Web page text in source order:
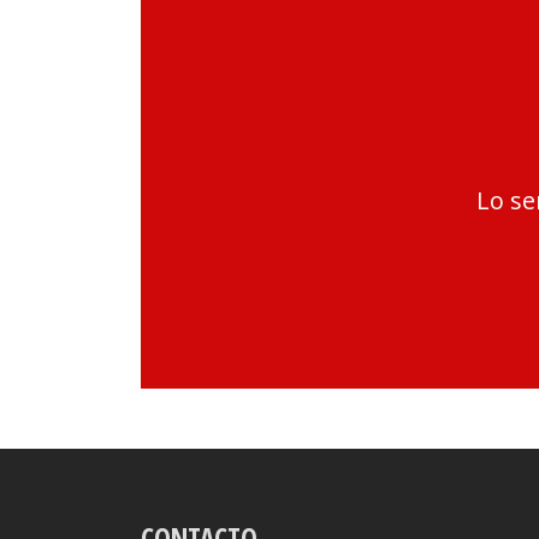
Lo